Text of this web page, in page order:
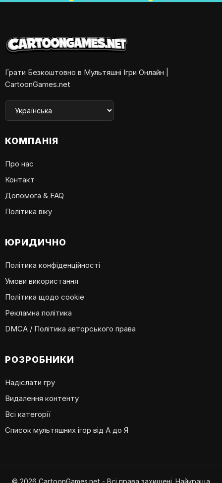
Грати Безкоштовно в Мультяшні Ігри Онлайн |
CartoonGames.net
КОМПАНІЯ
Про нас
Контакт
Допомога & FAQ
Політика віку
ЮРИДИЧНО
Політика конфіденційності
Умови використання
Політика щодо cookie
Рекламна політика
DMCA / Політика авторського права
РОЗРОБНИКИ
Надіслати гру
Видалення контенту
Всі категорії
Список мультяшних ігор від А до Я